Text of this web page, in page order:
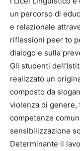
un percorso di
e relazionale
riflessioni peer to
dialogo e sulla
Gli studenti
realizzato un
composto da
violenza di genere,
competenze
sensibilizzazione
Determinante il